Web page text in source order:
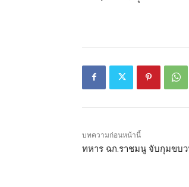
บทความก่อนหน้านี้
ทหาร ฉก.ราชมนู จับกุมขบ